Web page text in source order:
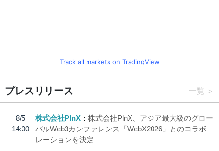
Track all markets on TradingView
プレスリリース 一覧
8/5
14:00
株式会社PlnX
株式会社PlnX、アジア最大級のグロー
バルWeb3カンファレンス「WebX2026」とのコラボ
レーションを決定